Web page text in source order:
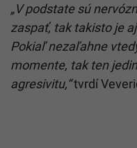
„V podstate sú
zaspať, tak takisto je
Pokiaľ nezaľahne
momente, tak ten
agresivitu,“tvrdí